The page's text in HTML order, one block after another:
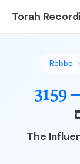
Torah
Rebbe
3159
The